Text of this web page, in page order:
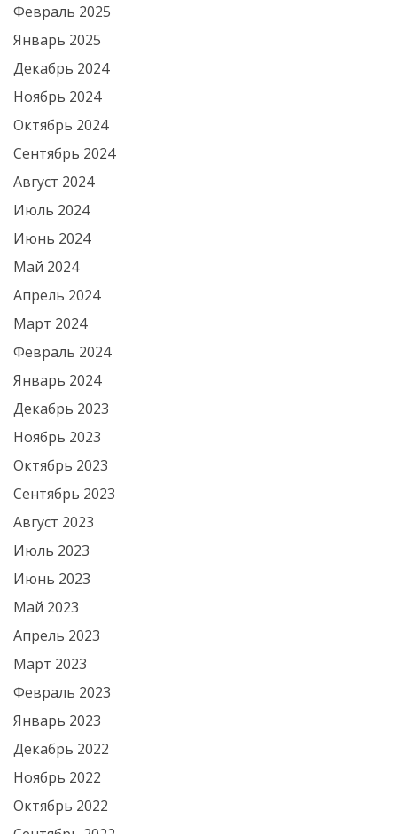
Февраль 2025
Январь 2025
Декабрь 2024
Ноябрь 2024
Октябрь 2024
Сентябрь 2024
Август 2024
Июль 2024
Июнь 2024
Май 2024
Апрель 2024
Март 2024
Февраль 2024
Январь 2024
Декабрь 2023
Ноябрь 2023
Октябрь 2023
Сентябрь 2023
Август 2023
Июль 2023
Июнь 2023
Май 2023
Апрель 2023
Март 2023
Февраль 2023
Январь 2023
Декабрь 2022
Ноябрь 2022
Октябрь 2022